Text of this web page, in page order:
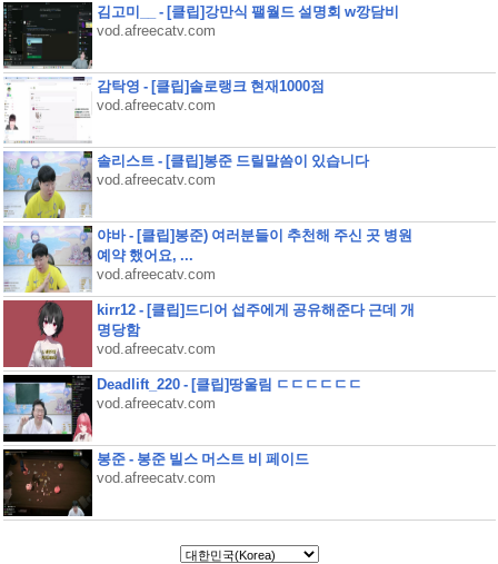
김고미__ - [클립]강만식 팰월드 설명회 w깡담비
vod.afreecatv.com
감탁영 - [클립]솔로랭크 현재1000점
vod.afreecatv.com
솔리스트 - [클립]봉준 드릴말씀이 있습니다
vod.afreecatv.com
야바 - [클립]봉준) 여러분들이 추천해 주신 곳 병원
예약 했어요, ...
vod.afreecatv.com
kirr12 - [클립]드디어 섭주에게 공유해준다 근데 개
명당함
vod.afreecatv.com
Deadlift_220 - [클립]땅울림 ㄷㄷㄷㄷㄷㄷ
vod.afreecatv.com
봉준 - 봉준 빌스 머스트 비 페이드
vod.afreecatv.com